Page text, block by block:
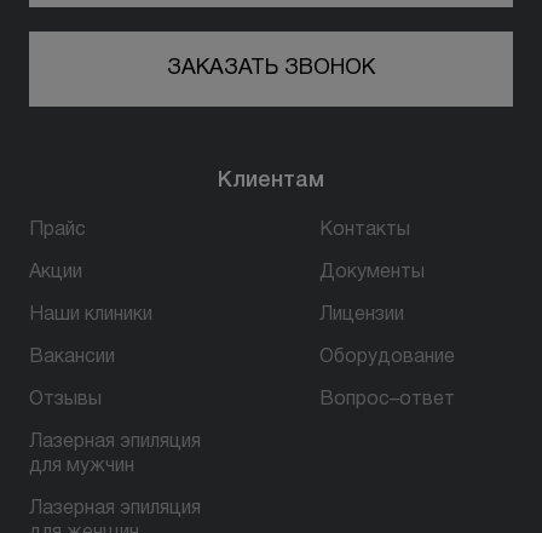
ЗАКАЗАТЬ ЗВОНОК
Клиентам
Прайс
Акции
Наши клиники
Вакансии
Отзывы
Лазерная эпиляция
для мужчин
Лазерная эпиляция
Контакты
Документы
Лицензии
Оборудование
Вопрос–ответ